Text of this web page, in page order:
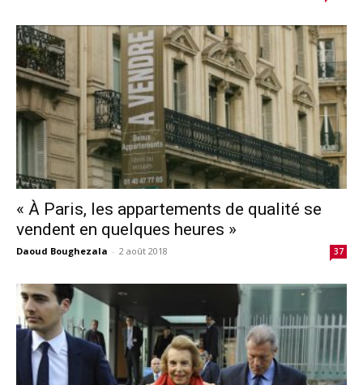
« À Paris, les appartements de qualité se
vendent en quelques heures »
Daoud Boughezala - 2 août 2018 37